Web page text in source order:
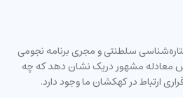
سلطنتی و مجری برنامه نجومی
معادله مشهور دریک نشان دهد که چه
ارتباط در کهکشان ما وجود دارد.